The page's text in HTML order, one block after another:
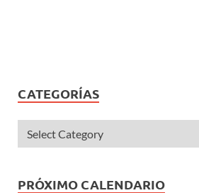
CATEGORÍAS
PRÓXIMO CALENDARIO